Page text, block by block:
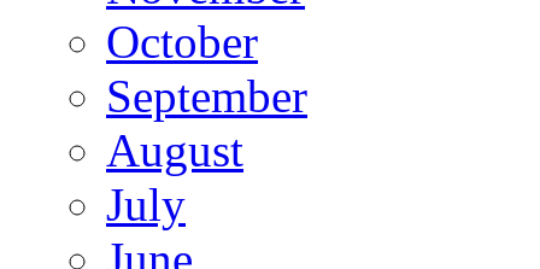
October
September
August
July